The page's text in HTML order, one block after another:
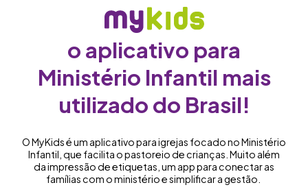
o aplicativo para
Ministério Infantil mais
utilizado do Brasil!
O MyKids é um aplicativo para igrejas focado no Ministério
Infantil, que facilita o pastoreio de crianças. Muito além
da impressão de etiquetas, um app para conectar as
famílias com o ministério e simplificar a gestão.